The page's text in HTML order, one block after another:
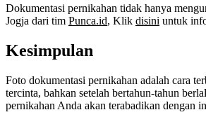
Dokumentasi pernikahan tidak hanya
Jogja dari tim Punca.id, Klik disini untuk
Kesimpulan
Foto dokumentasi pernikahan adalah cara
tercinta, bahkan setelah bertahun-tahun
pernikahan Anda akan terabadikan dengan